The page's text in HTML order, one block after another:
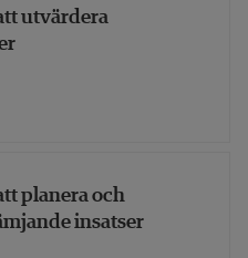
utvärdera
planera och
insatser